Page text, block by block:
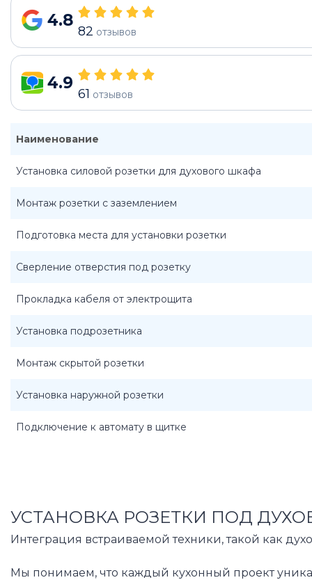
4.8
82 отзывов
4.9
61 отзывов
Наименование
Установка силовой розетки для духового шкафа
Монтаж розетки с заземлением
Подготовка места для установки розетки
Сверление отверстия под розетку
Прокладка кабеля от электрощита
Установка подрозетника
Монтаж скрытой розетки
Установка наружной розетки
Подключение к автомату в щитке
УСТАНОВКА РОЗЕТКИ ПОД
Интеграция встраиваемой техники, такой как
Мы понимаем, что каждый кухонный проект